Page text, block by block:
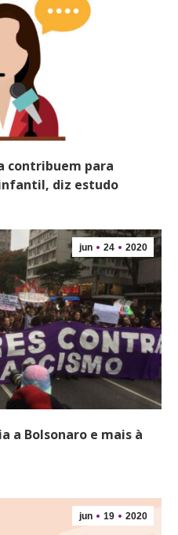
contribuem para
diz estudo
jun 24 2020
a Bolsonaro e mais à
jun 19 2020